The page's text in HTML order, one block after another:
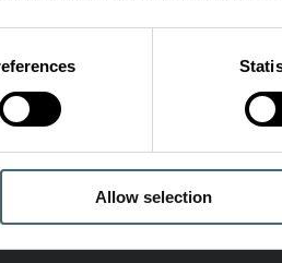
Allow selection
nízkého nebo žádného
snímače a proměnlivou